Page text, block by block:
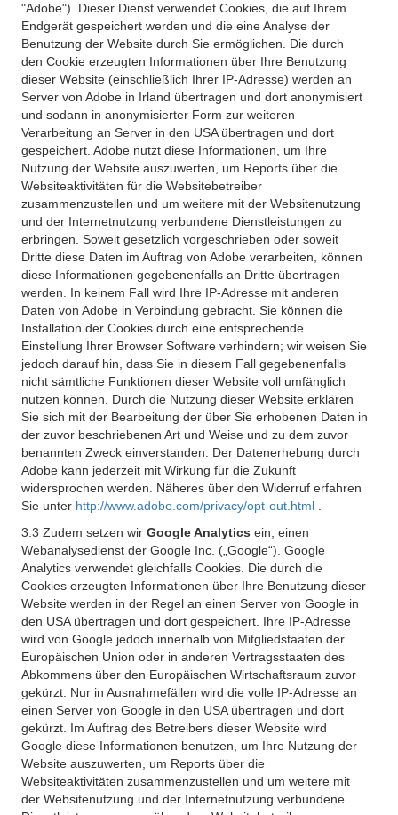
"Adobe"). Dieser Dienst verwendet Cookies, die auf Ihrem
Endgerät gespeichert werden und die eine Analyse der
Benutzung der Website durch Sie ermöglichen. Die durch
den Cookie erzeugten Informationen über Ihre Benutzung
dieser Website (einschließlich Ihrer IP-Adresse) werden an
Server von Adobe in Irland übertragen und dort anonymisiert
und sodann in anonymisierter Form zur weiteren
Verarbeitung an Server in den USA übertragen und dort
gespeichert. Adobe nutzt diese Informationen, um Ihre
Nutzung der Website auszuwerten, um Reports über die
Websiteaktivitäten für die Websitebetreiber
zusammenzustellen und um weitere mit der Websitenutzung
und der Internetnutzung verbundene Dienstleistungen zu
erbringen. Soweit gesetzlich vorgeschrieben oder soweit
Dritte diese Daten im Auftrag von Adobe verarbeiten, können
diese Informationen gegebenenfalls an Dritte übertragen
werden. In keinem Fall wird Ihre IP-Adresse mit anderen
Daten von Adobe in Verbindung gebracht. Sie können die
Installation der Cookies durch eine entsprechende
Einstellung Ihrer Browser Software verhindern; wir weisen Sie
jedoch darauf hin, dass Sie in diesem Fall gegebenenfalls
nicht sämtliche Funktionen dieser Website voll umfänglich
nutzen können. Durch die Nutzung dieser Website erklären
Sie sich mit der Bearbeitung der über Sie erhobenen Daten in
der zuvor beschriebenen Art und Weise und zu dem zuvor
benannten Zweck einverstanden. Der Datenerhebung durch
Adobe kann jederzeit mit Wirkung für die Zukunft
widersprochen werden. Näheres über den Widerruf erfahren
Sie unter http://www.adobe.com/privacy/opt-out.html
3.3 Zudem setzen wir Google Analytics ein, einen
Webanalysedienst der Google Inc. („Google“). Google
Analytics verwendet gleichfalls Cookies. Die durch die
Cookies erzeugten Informationen über Ihre Benutzung dieser
Website werden in der Regel an einen Server von Google in
den USA übertragen und dort gespeichert. Ihre IP-Adresse
wird von Google jedoch innerhalb von Mitgliedstaaten der
Europäischen Union oder in anderen Vertragsstaaten des
Abkommens über den Europäischen Wirtschaftsraum zuvor
gekürzt. Nur in Ausnahmefällen wird die volle IP-Adresse an
einen Server von Google in den USA übertragen und dort
gekürzt. Im Auftrag des Betreibers dieser Website wird
Google diese Informationen benutzen, um Ihre Nutzung der
Website auszuwerten, um Reports über die
Websiteaktivitäten zusammenzustellen und um weitere mit
der Websitenutzung und der Internetnutzung verbundene